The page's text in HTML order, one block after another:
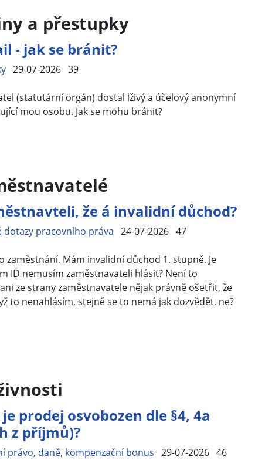
a přestupky
- jak se bránit?
29-07-2026 39
(statutární orgán) dostal lživý a účelový anonymní
mou osobu. Jak se mohu bránit?
že á invalidní důchod?
dotazy pracovního práva 24-07-2026 47
zaměstnání. Mám invalidní důchod 1. stupně. Je
ID nemusím zaměstnavateli hlásit? Není to
ze strany zaměstnavatele nějak právně ošetřit, že
to nenahlásím, stejně se to nemá jak dozvědět, ne?
prodej osvobozen dle §4, 4a
z příjmů)?
právo, daně, kompenzační bonus 29-07-2026 46